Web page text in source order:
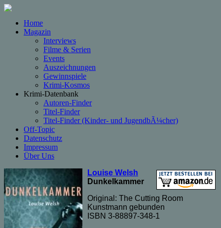
Home
Magazin
Interviews
Filme & Serien
Events
Auszeichnungen
Gewinnspiele
Krimi-Kosmos
Krimi-Datenbank
Autoren-Finder
Titel-Finder
Titel-Finder (Kinder- und JugendbÃ¼cher)
Off-Topic
Datenschutz
Impressum
Über Uns
Louise Welsh
Dunkelkammer
Original: The Cutting Room
Kunstmann gebunden
ISBN 3-88897-348-1